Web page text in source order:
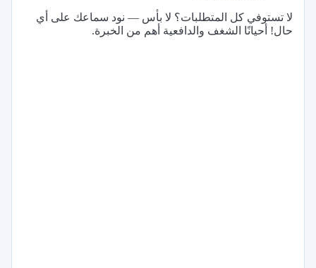
لا تستوفي كل المتطلبات؟ لا بأس — نود سماعك على أي
حال! أحيانًا الشغف والدافعية أهم من الخبرة.